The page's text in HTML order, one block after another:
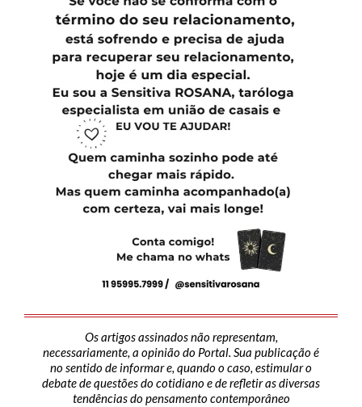
Os artigos assinados não representam,
necessariamente, a opinião do Portal. Sua publicação é
no sentido de informar e, quando o caso, estimular o
debate de questões do cotidiano e de refletir as diversas
tendências do pensamento contemporâneo